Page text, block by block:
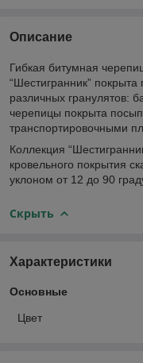
Описание
Гибкая битумная
“Шестигранник”
различных гранулятов:
черепицы покрыта
транспортировочными
Коллекция
кровельного покрытия
уклоном от 12 до 90
Скрыть
Характеристики
Основные
Цвет